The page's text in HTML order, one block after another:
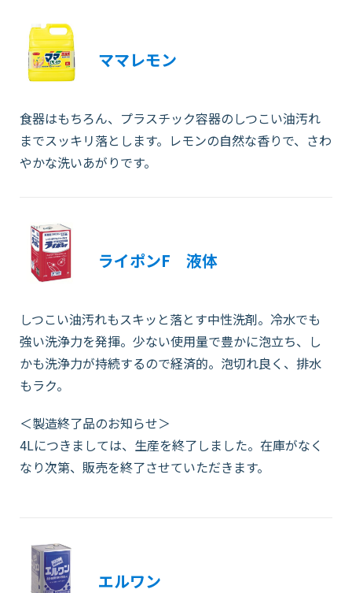
ママレモン
食器はもちろん、プラスチック容器のしつこい油汚れ
までスッキリ落とします。レモンの自然な香りで、さわ
やかな洗いあがりです。
ライポンF 液体
しつこい油汚れもスキッと落とす中性洗剤。冷水でも
強い洗浄力を発揮。少ない使用量で豊かに泡立ち、し
かも洗浄力が持続するので経済的。泡切れ良く、排水
もラク。
＜製造終了品のお知らせ＞
4Lにつきましては、生産を終了しました。在庫がなく
なり次第、販売を終了させていただきます。
エルワン